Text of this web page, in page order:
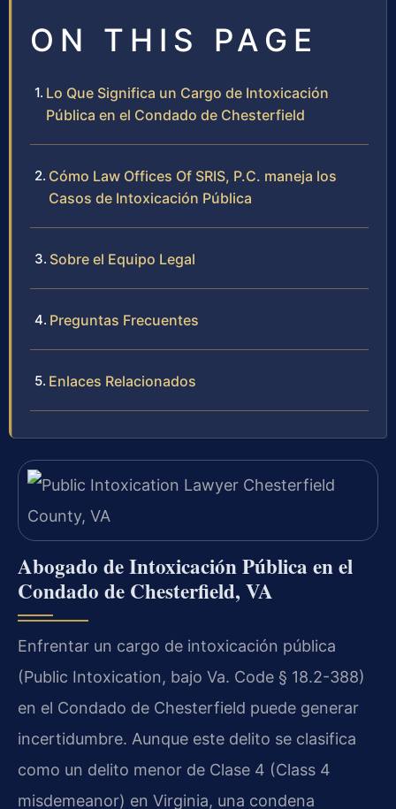
ON THIS PAGE
Lo Que Significa un Cargo de Intoxicación
Pública en el Condado de Chesterfield
Cómo Law Offices Of SRIS, P.C. maneja los
Casos de Intoxicación Pública
Sobre el Equipo Legal
Preguntas Frecuentes
Enlaces Relacionados
Abogado de Intoxicación Pública en el
Condado de Chesterfield, VA
Enfrentar un cargo de intoxicación pública
(Public Intoxication, bajo Va. Code § 18.2-388)
en el Condado de Chesterfield puede generar
incertidumbre. Aunque este delito se clasifica
como un delito menor de Clase 4 (Class 4
misdemeanor) en Virginia, una condena